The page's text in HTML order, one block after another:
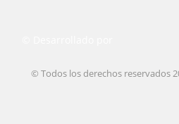
Lujhon –
© Todos los derechos reservados